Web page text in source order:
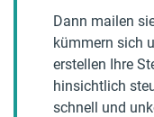
Dann mailen
kümmern sich
erstellen Ihre
hinsichtlich
schnell und